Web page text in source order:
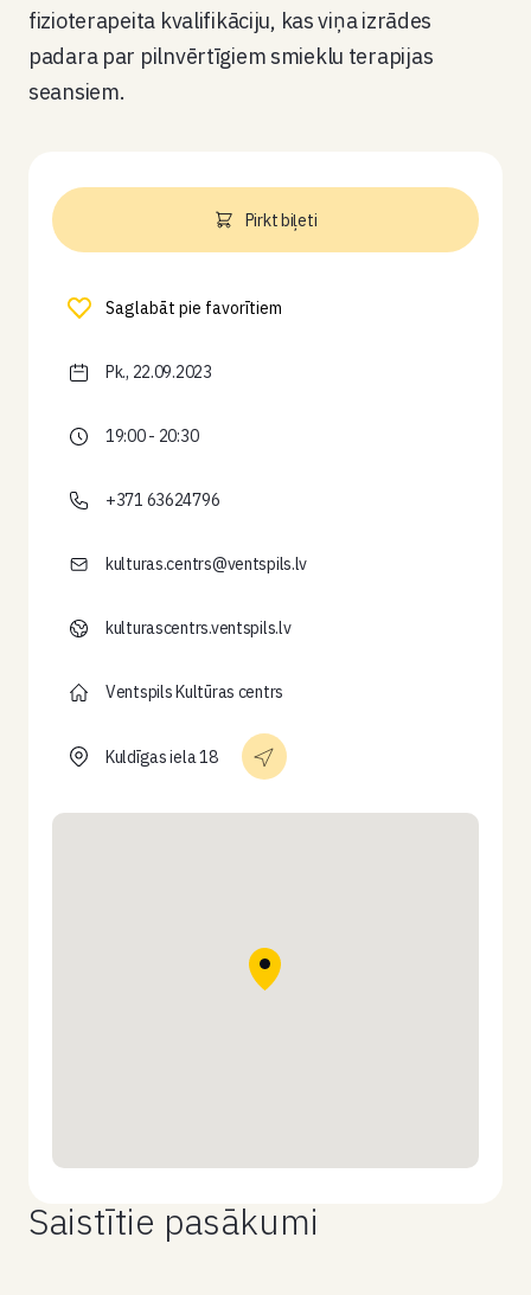
fizioterapeita kvalifikāciju, kas viņa izrādes
padara par pilnvērtīgiem smieklu terapijas
seansiem.
Pirkt biļeti
Saglabāt pie favorītiem
Pk., 22.09.2023
19:00 - 20:30
+371 63624796
kulturas.centrs@ventspils.lv
kulturascentrs.ventspils.lv
Ventspils Kultūras centrs
Kuldīgas iela 18
Saistītie pasākumi